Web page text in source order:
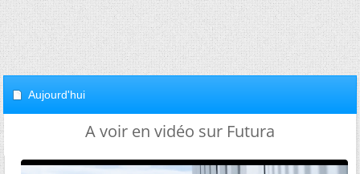
Aujourd'hui
A voir en vidéo sur Futura